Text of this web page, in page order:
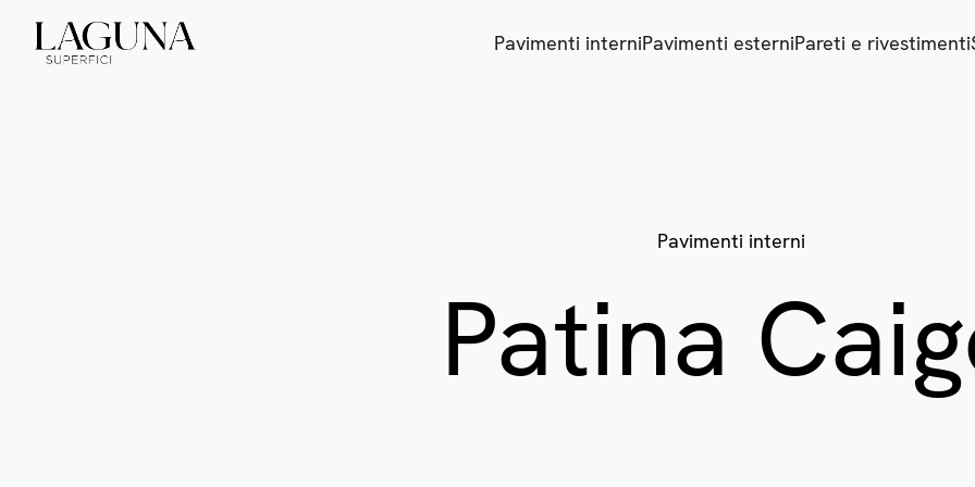
Pavimenti interniPavimenti esterniPareti e rivestimenti
Pavimenti interni
Patina